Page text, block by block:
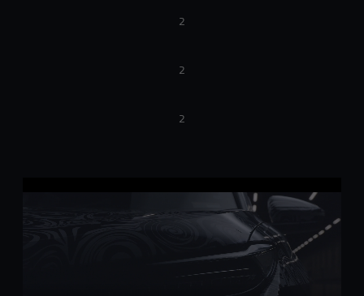
2
2
2